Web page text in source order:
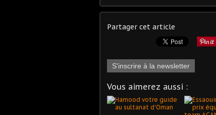
Partager cet article
S'inscrire à la newsletter
Vous aimerez aussi :